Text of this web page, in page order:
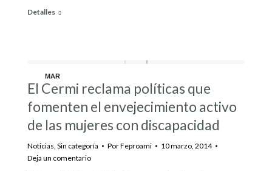
Detalles
MAR
10
El Cermi reclama políticas que
fomenten el envejecimiento activo
de las mujeres con discapacidad
Noticias, Sin categoría PorFeproami
10 marzo, 2014
Deja un comentario